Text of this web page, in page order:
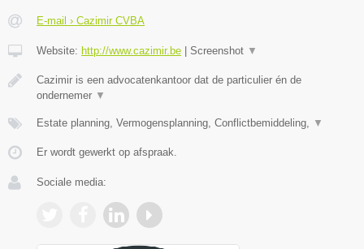
E-mail › Cazimir CVBA
Website: http://www.cazimir.be | Screenshot ▼
Cazimir is een advocatenkantoor dat de particulier én de
ondernemer ▼
Estate planning, Vermogensplanning, Conflictbemiddeling, ▼
Er wordt gewerkt op afspraak.
Sociale media: